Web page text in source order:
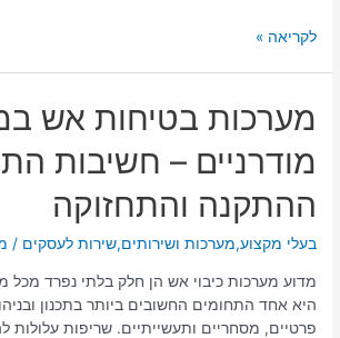
לקריאה »
מערכות בטיחות אש
מודרניים – חשיבות
ההתקנה והתחזוקה
בעלי מקצוע,מערכות ושירותים,שירות לעסקים /
מדוע מערכות כיבוי אש הן חלק בלתי נפרד מכל
היא אחד התחומים החשובים ביותר בתכנון
פרטיים, מסחריים ותעשייתיים. שריפות
בטיחות
אש
במבנים
מודרניים
–
חשיבות
ההתקנה
והתחזוקה